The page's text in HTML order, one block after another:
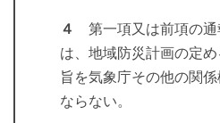
４ 第一項又は前項の
は、地域防災計画の定
旨を気象庁その他の関
ならない。